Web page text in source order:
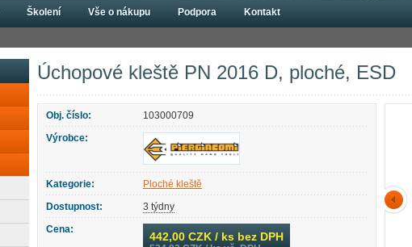
Úchopové kleště PN 2016 D, ploché, ESD
Obj. číslo:
103000709
Výrobce:
Kategorie:
Ploché kleště
Dostupnost:
3 týdny
Cena:
442,00 CZK / ks bez DPH
Školení Vše o nákupu Podpora Kontakt